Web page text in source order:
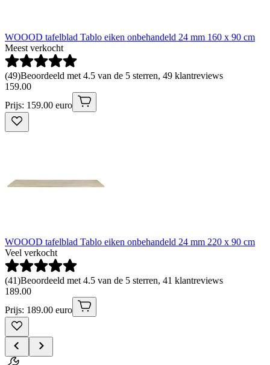
WOOOD tafelblad Tablo eiken onbehandeld 24 mm 160 x 90 cm
Meest verkocht
(49)Beoordeeld met 4.5 van de 5 sterren, 49 klantreviews
159.00
Prijs: 159.00 euro
WOOOD tafelblad Tablo eiken onbehandeld 24 mm 220 x 90 cm
Veel verkocht
(41)Beoordeeld met 4.5 van de 5 sterren, 41 klantreviews
189.00
Prijs: 189.00 euro